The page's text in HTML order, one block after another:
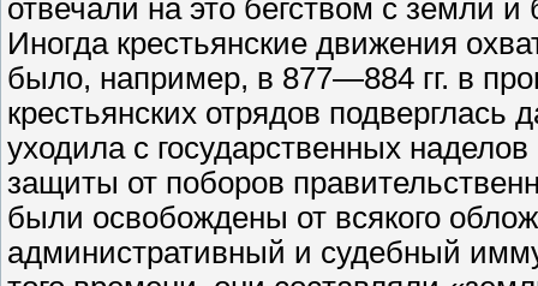
отвечали на это бегством с земли
Иногда крестьянские движения
было, например, в 877—884 гг. в
крестьянских отрядов
уходила с государственных
защиты от поборов
были освобождены от всякого
административный и судебный